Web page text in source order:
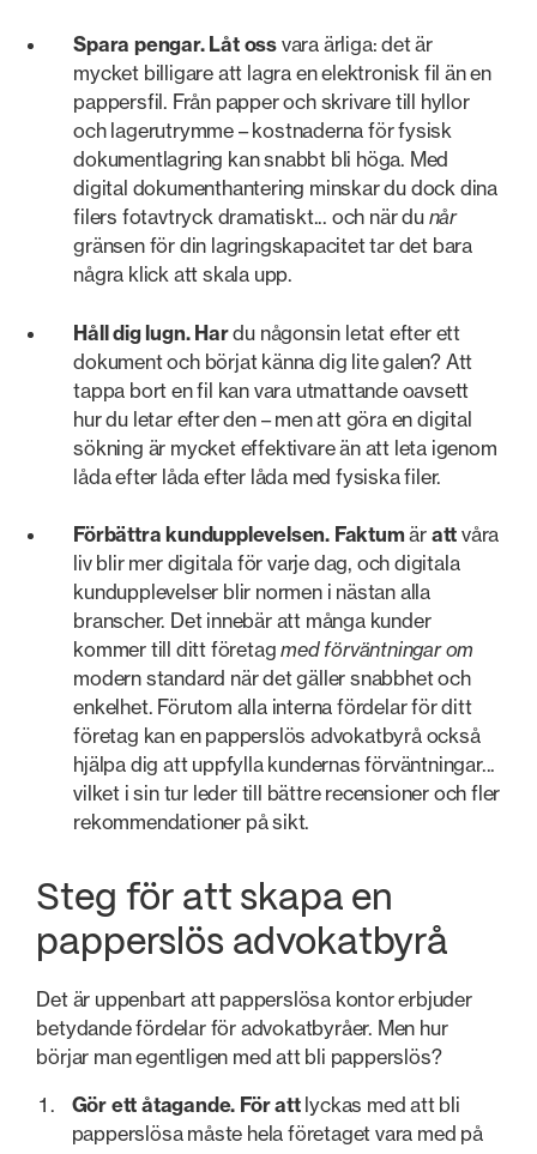
Spara pengar. Låt oss vara ärliga: det är
mycket billigare att lagra en elektronisk fil än en
pappersfil. Från papper och skrivare till hyllor
och lagerutrymme – kostnaderna för fysisk
dokumentlagring kan snabbt bli höga. Med
digital dokumenthantering minskar du dock dina
filers fotavtryck dramatiskt... och när du når
gränsen för din lagringskapacitet tar det bara
några klick att skala upp.
Håll dig lugn. Hardu någonsin letat efter ett
dokument och börjat känna dig lite galen? Att
tappa bort en fil kan vara utmattande oavsett
hur du letar efter den – men att göra en digital
sökning är mycket effektivare än att leta igenom
låda efter låda efter låda med fysiska filer.
Förbättra kundupplevelsen. Faktumär att våra
liv blir mer digitala för varje dag, och digitala
kundupplevelser blir normen i nästan alla
branscher. Det innebär att många kunder
kommer till ditt företagmed förväntningar om
modern standard när det gäller snabbhet och
enkelhet. Förutom alla interna fördelar för ditt
företag kan en papperslös advokatbyrå också
hjälpa dig att uppfylla kundernas förväntningar...
vilket i sin tur leder till bättre recensioner och fler
rekommendationer på sikt.
Steg för att skapa en
papperslös advokatbyrå
Det är uppenbart att papperslösa kontor erbjuder
betydande fördelar för advokatbyråer. Men hur
börjar man egentligen med att bli papperslös?
Gör ett åtagande. För att lyckas med att bli
papperslösa måste hela företaget vara med på